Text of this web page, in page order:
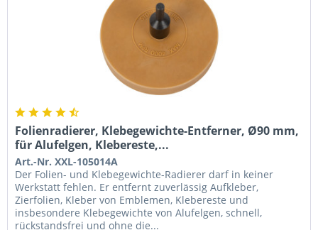
Folienradierer, Klebegewichte-Entferner, Ø90 mm,
für Alufelgen, Klebereste,...
Art.-Nr. XXL-105014A
Der Folien- und Klebegewichte-Radierer darf in keiner
Werkstatt fehlen. Er entfernt zuverlässig Aufkleber,
Zierfolien, Kleber von Emblemen, Klebereste und
insbesondere Klebegewichte von Alufelgen, schnell,
rückstandsfrei und ohne die...